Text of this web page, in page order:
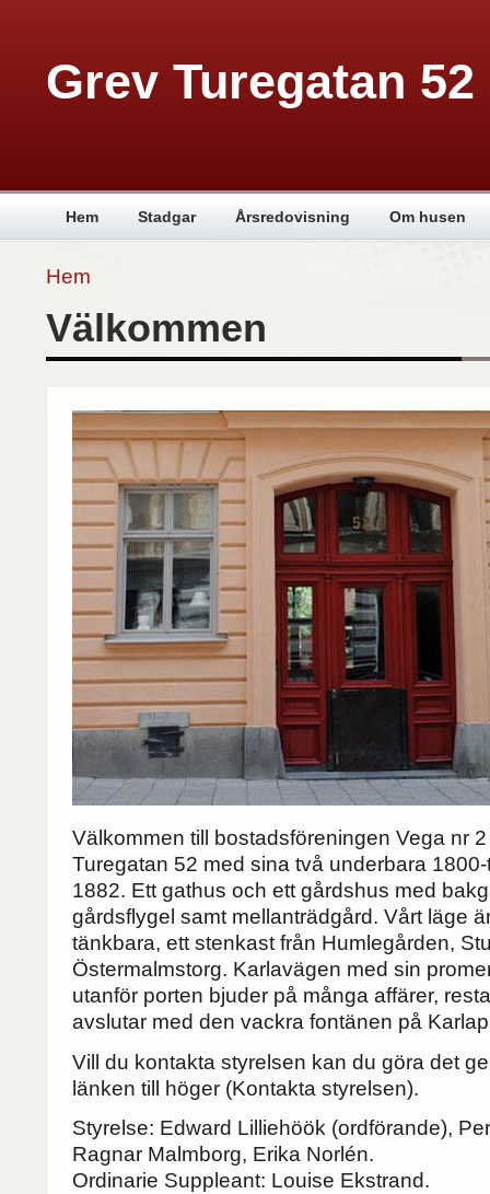
Grev Turegatan 52
Hem Stadgar Årsredovisning Om husen
Hem
Välkommen
Välkommen till bostadsföreningen Vega nr
Turegatan 52 med sina två underbara
1882. Ett gathus och ett gårdshus med
gårdsflygel samt mellanträdgård. Vårt läge
tänkbara, ett stenkast från Humlegården,
Östermalmstorg. Karlavägen med sin
utanför porten bjuder på många affärer,
avslutar med den vackra fontänen på
Vill du kontakta styrelsen kan du göra det
länken till höger (Kontakta styrelsen).
Styrelse: Edward Lilliehöök (ordförande),
Ragnar Malmborg, Erika Norlén.
Ordinarie Suppleant: Louise Ekstrand.